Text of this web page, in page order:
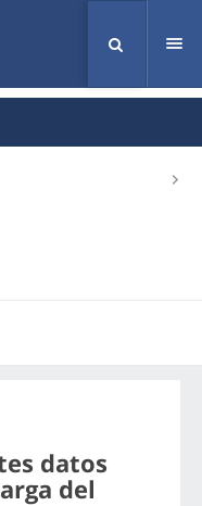
datos
del